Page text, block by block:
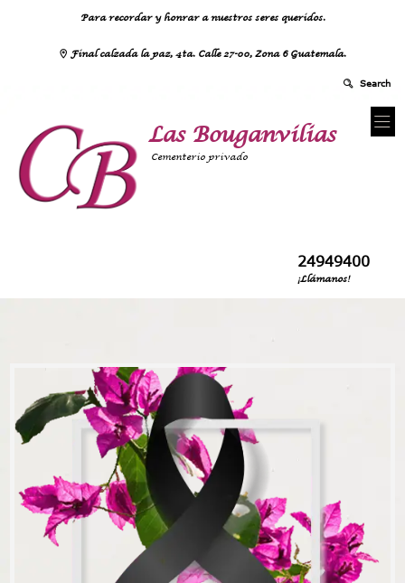
Para recordar y honrar a nuestros seres queridos.
Final calzada la paz, 4ta. Calle 27-00, Zona 6 Guatemala.
Las Bouganvilias
Cementerio privado
24949400
¡Llámanos!